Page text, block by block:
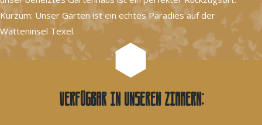
Kurzum: Unser Garten ist ein echtes Paradies auf der
Watteninsel Texel.
Verfügbar in unseren Zimmern: